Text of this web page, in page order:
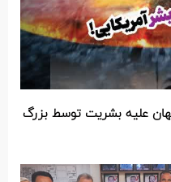
علیه بشریت توسط بزرگ